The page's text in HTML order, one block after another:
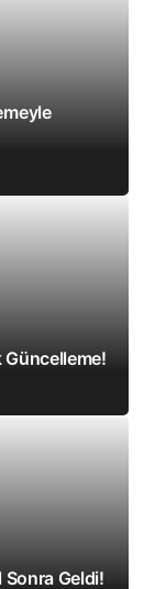
Güncelleme!
Sonra Geldi!